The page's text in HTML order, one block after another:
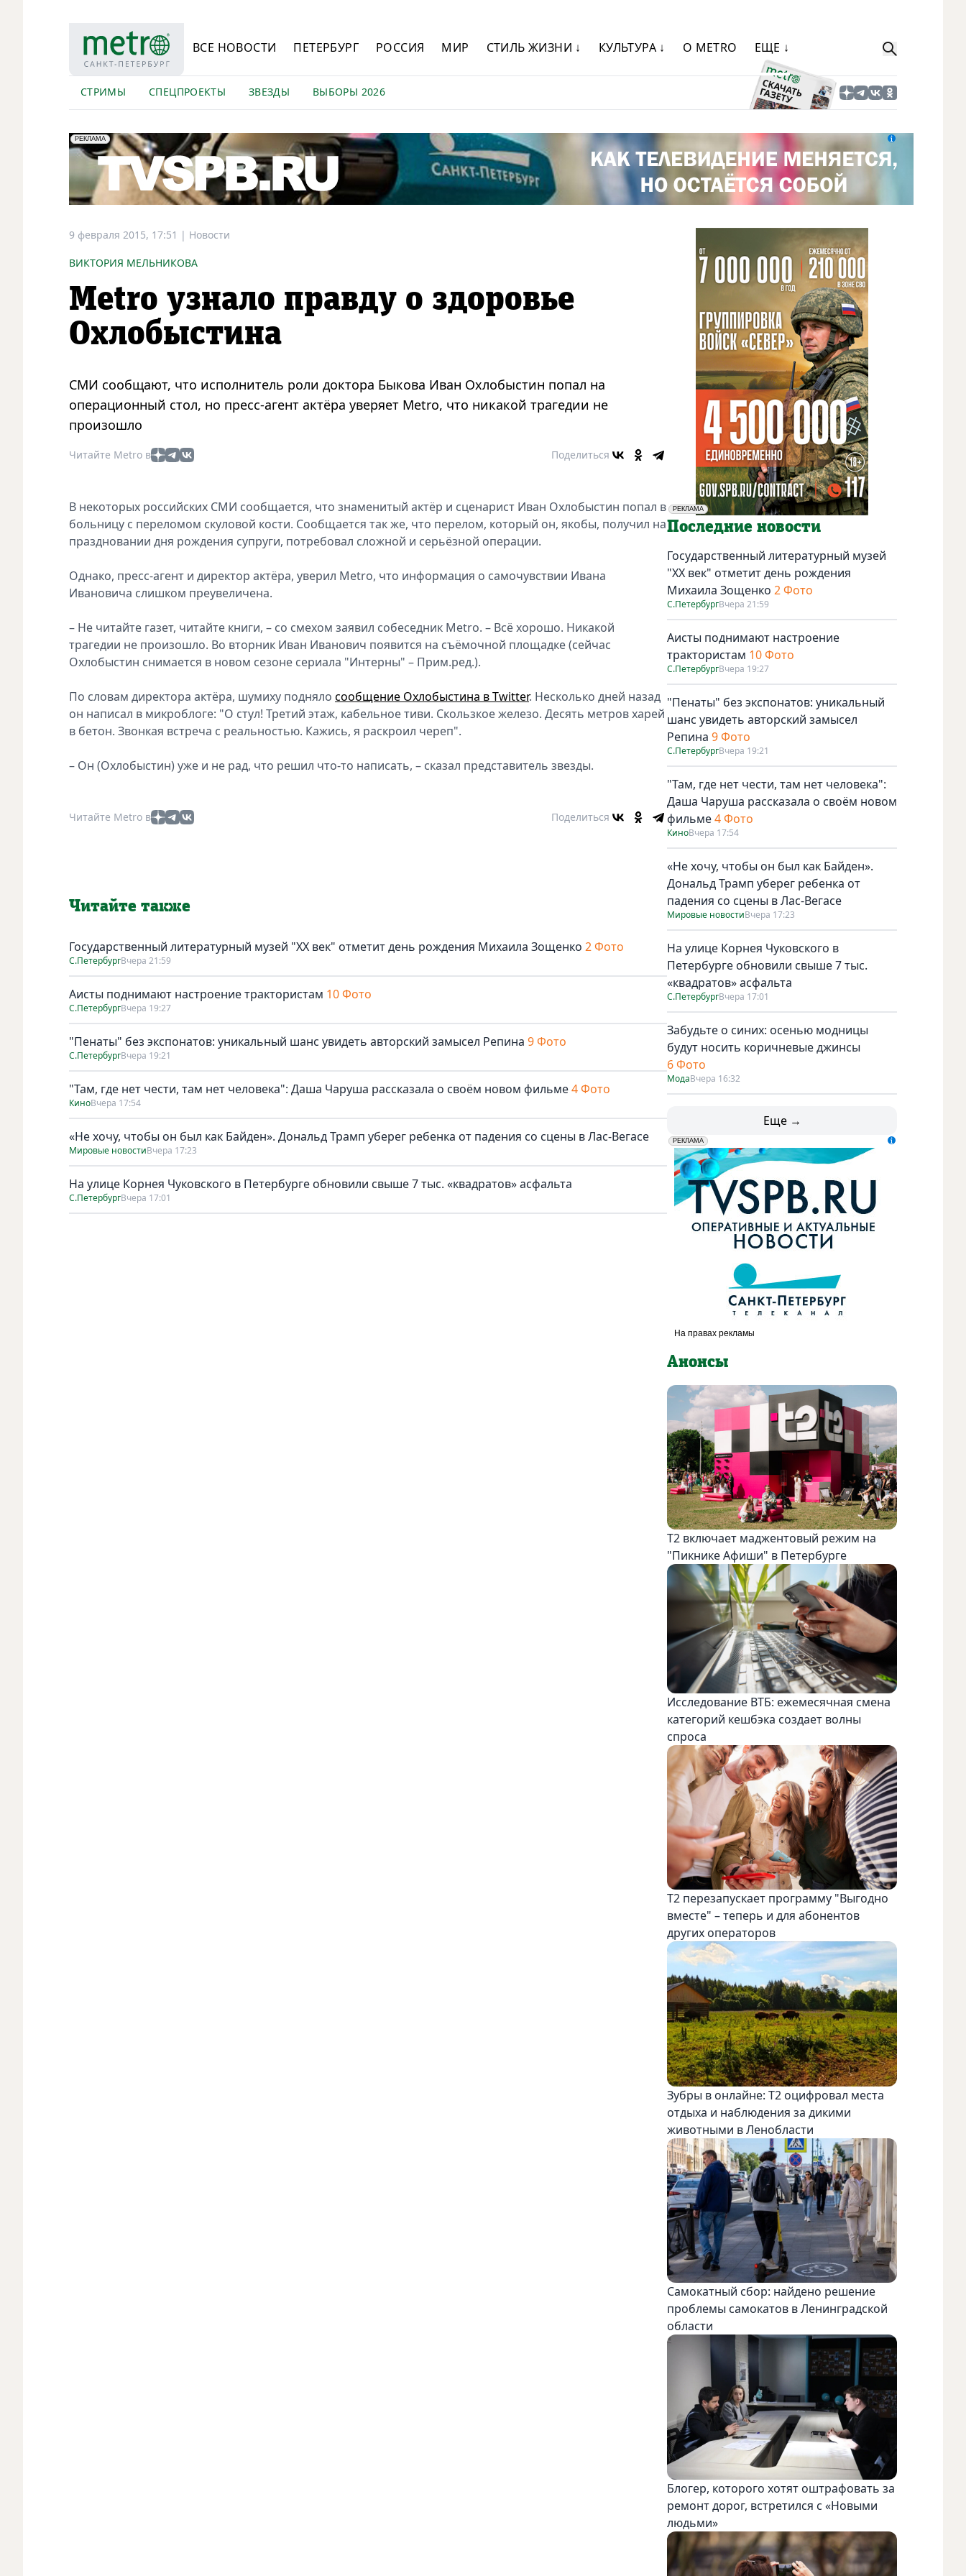
ВСЕ НОВОСТИ ПЕТЕРБУРГ РОССИЯ МИР СТИЛЬ ЖИЗНИ ↓ КУЛЬТУРА ↓ О METRO ЕЩЕ ↓
СТРИМЫ СПЕЦПРОЕКТЫ ЗВЕЗДЫ ВЫБОРЫ 2026
erid: LdtCK5Efv
РЕКЛАМА
АО "ГАТР", ИНН: 7841320717
9 февраля 2015, 17:51 | Новости
ВИКТОРИЯ МЕЛЬНИКОВА
Metro узнало правду о здоровье
Охлобыстина
СМИ сообщают, что исполнитель роли доктора Быкова Иван Охлобыстин попал на
операционный стол, но пресс-агент актёра уверяет Metro, что никакой трагедии не
произошло
Читайте Metro в Поделиться
В некоторых российских СМИ сообщается, что знаменитый актёр и сценарист Иван Охлобыстин попал в
больницу с переломом скуловой кости. Сообщается так же, что перелом, который он, якобы, получил на
праздновании дня рождения супруги, потребовал сложной и серьёзной операции.
Однако, пресс-агент и директор актёра, уверил Metro, что информация о самочувствии Ивана
Ивановича слишком преувеличена.
– Не читайте газет, читайте книги, – со смехом заявил собеседник Metro. – Всё хорошо. Никакой
трагедии не произошло. Во вторник Иван Иванович появится на съёмочной площадке (сейчас
Охлобыстин снимается в новом сезоне сериала "Интерны" – Прим.ред.).
По словам директора актёра, шумиху подняло сообщение Охлобыстина в Twitter. Несколько дней назад
он написал в микроблоге: "О стул! Третий этаж, кабельное тиви. Скользкое железо. Десять метров харей
в бетон. Звонкая встреча с реальностью. Кажись, я раскроил череп".
– Он (Охлобыстин) уже и не рад, что решил что-то написать, – сказал представитель звезды.
Читайте Metro в Поделиться
Читайте также
Государственный литературный музей "ХХ век" отметит день рождения Михаила Зощенко 2 Фото
С.ПетербургВчера 21:59
Аисты поднимают настроение трактористам 10 Фото
С.ПетербургВчера 19:27
"Пенаты" без экспонатов: уникальный шанс увидеть авторский замысел Репина 9 Фото
С.ПетербургВчера 19:21
"Там, где нет чести, там нет человека": Даша Чаруша рассказала о своём новом фильме4 Фото
КиноВчера 17:54
«Не хочу, чтобы он был как Байден». Дональд Трамп уберег ребенка от падения со сцены в Лас-Вегасе
Мировые новостиВчера 17:23
На улице Корнея Чуковского в Петербурге обновили свыше 7 тыс. «квадратов» асфальта
С.ПетербургВчера 17:01
РЕКЛАМА
Социальная реклама
Последние новости
Государственный литературный музей
"ХХ век" отметит день рождения
Михаила Зощенко 2 Фото
С.ПетербургВчера 21:59
Аисты поднимают настроение
трактористам 10 Фото
С.ПетербургВчера 19:27
"Пенаты" без экспонатов: уникальный
шанс увидеть авторский замысел
Репина 9 Фото
С.ПетербургВчера 19:21
"Там, где нет чести, там нет человека":
Даша Чаруша рассказала о своём новом
фильме4 Фото
КиноВчера 17:54
«Не хочу, чтобы он был как Байден».
Дональд Трамп уберег ребенка от
падения со сцены в Лас-Вегасе
Мировые новостиВчера 17:23
На улице Корнея Чуковского в
Петербурге обновили свыше 7 тыс.
«квадратов» асфальта
С.ПетербургВчера 17:01
Забудьте о синих: осенью модницы
будут носить коричневые джинсы
6 Фото
МодаВчера 16:32
Еще →
erid: LdtCK5udn
РЕКЛАМА
АО "ГАТР", ИНН: 7841320717
Анонсы
Т2 включает маджентовый режим на
"Пикнике Афиши" в Петербурге
Исследование ВТБ: ежемесячная смена
категорий кешбэка создает волны
спроса
Т2 перезапускает программу "Выгодно
вместе" – теперь и для абонентов
других операторов
Зубры в онлайне: Т2 оцифровал места
отдыха и наблюдения за дикими
животными в Ленобласти
Самокатный сбор: найдено решение
проблемы самокатов в Ленинградской
области
Блогер, которого хотят оштрафовать за
ремонт дорог, встретился с «Новыми
людьми»